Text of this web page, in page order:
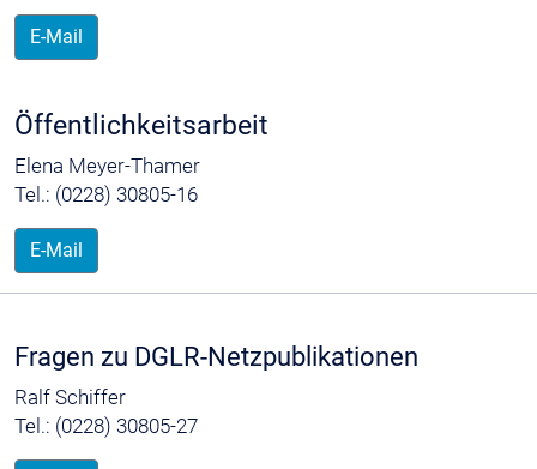
E-Mail
Öffentlichkeitsarbeit
Elena Meyer-Thamer
Tel.: (0228) 30805-16
E-Mail
Fragen zu DGLR-Netzpublikationen
Ralf Schiffer
Tel.: (0228) 30805-27